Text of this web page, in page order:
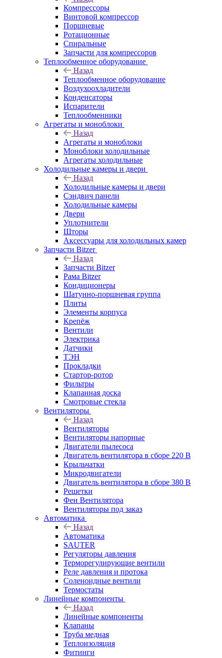
Компрессоры
Винтовой компрессор
Поршневые
Ротационные
Спиральные
Запчасти для компрессоров
Теплообменное оборудование
Назад
Теплообменное оборудование
Воздухоохладители
Конденсаторы
Испарители
Теплообменники
Агрегаты и моноблоки
Назад
Агрегаты и моноблоки
Моноблоки холодильные
Агрегаты холодильные
Холодильные камеры и двери
Назад
Холодильные камеры и двери
Сэндвич панели
Холодильные камеры
Двери
Уплотнители
Шторы
Аксессуары для холодильных камер
Запчасти Bitzer
Назад
Запчасти Bitzer
Рама Bitzer
Кондиционеры
Шатунно-поршневая группа
Плиты
Элементы корпуса
Крепёж
Вентили
Электрика
Датчики
ТЭН
Прокладки
Стартор-ротор
Фильтры
Клапанная доска
Смотровые стекла
Вентиляторы
Назад
Вентиляторы
Вентиляторы напорные
Двигатели пылесоса
Двигатель вентилятора в сборе 220 В
Крыльчатки
Микродвигатели
Двигатель вентилятора в сборе 380 В
Решетки
Фен Вентилятора
Вентиляторы под заказ
Автоматика
Назад
Автоматика
SAUTER
Регуляторы давления
Терморегулирующие вентили
Реле давления и протока
Соленоидные вентили
Термостаты
Линейные компоненты
Назад
Линейные компоненты
Клапаны
Труба медная
Теплоизоляция
Фитинги